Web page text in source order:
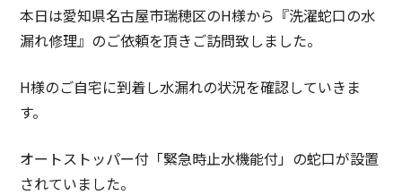
本日は愛知県名古屋市瑞穂区のH様から『洗濯蛇口の水
漏れ修理』のご依頼を頂きご訪問致しました。
H様のご自宅に到着し水漏れの状況を確認していきま
す。
オートストッパー付「緊急時止水機能付」の蛇口が設置
されていました。